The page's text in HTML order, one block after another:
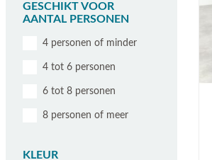
GESCHIKT VOOR
AANTAL PERSONEN
4 personen of minder
4 tot 6 personen
6 tot 8 personen
8 personen of meer
KLEUR